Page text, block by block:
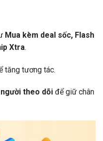
Mua kèm deal sốc, Flash
Xtra.
tăng tương tác.
theo dõi để giữ chân